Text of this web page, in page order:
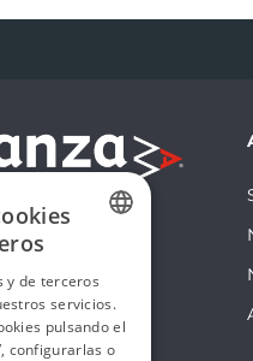
SPANISH
y de terceros
servicios.
pulsando el
configurarlas o